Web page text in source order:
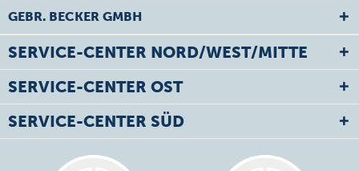
GEBR. BECKER GMBH
SERVICE-CENTER NORD/WEST/MITTE
SERVICE-CENTER OST
SERVICE-CENTER SÜD